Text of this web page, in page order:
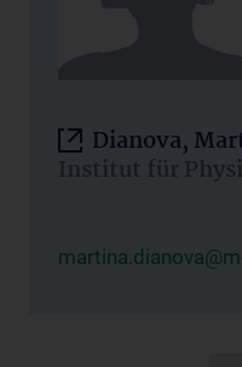
Dianova,
Institut für